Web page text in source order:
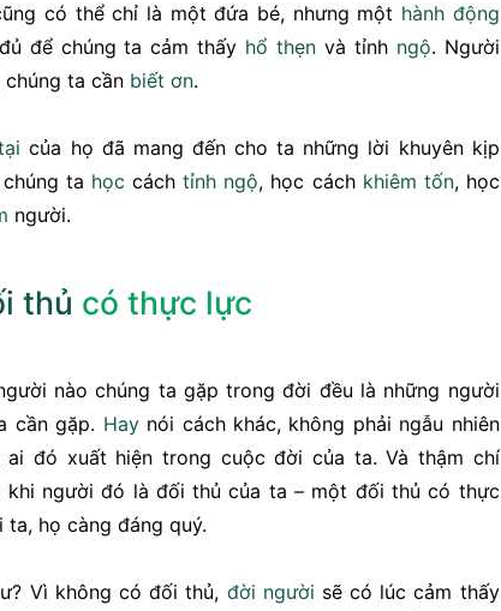
có thể chỉ là một đứa bé, nhưng một hành động
để chúng ta cảm thấy hổ thẹn và tỉnh ngộ. Người
chúng ta cần biết ơn.
của họ đã mang đến cho ta những lời khuyên kịp
ta học cáchtỉnh ngộ, học cách khiêm tốn, học
người.
thủ có thực lực
nào chúng ta gặp trong đời đều là những người
cần gặp. Haynói cách khác, không phải ngẫu nhiên
ai đó xuất hiện trong cuộc đời của ta. Và thậm chí
khi người đó là đối thủ của ta – một đối thủ có thực
ta, họ càng đáng quý.
Vì không có đối thủ, đời người sẽ có lúc cảm thấy